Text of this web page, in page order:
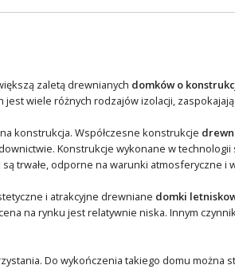
zaletą drewnianych domków o
wiele różnych rodzajów izolacji,
konstrukcja. Współczesne konstrukcje
Konstrukcje wykonane w
trwałe, odporne na warunki atmosferyczne i
i atrakcyjne drewniane domki
na rynku jest relatywnie niska. Innym
Do wykończenia takiego domu można